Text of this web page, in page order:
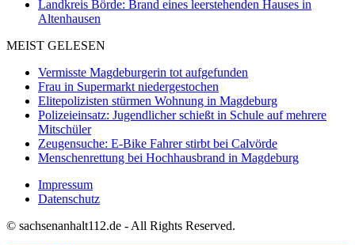
Landkreis Börde: Brand eines leerstehenden Hauses in
Altenhausen
MEIST GELESEN
Vermisste Magdeburgerin tot aufgefunden
Frau in Supermarkt niedergestochen
Elitepolizisten stürmen Wohnung in Magdeburg
Polizeieinsatz: Jugendlicher schießt in Schule auf mehrere
Mitschüler
Zeugensuche: E-Bike Fahrer stirbt bei Calvörde
Menschenrettung bei Hochhausbrand in Magdeburg
Impressum
Datenschutz
© sachsenanhalt112.de - All Rights Reserved.